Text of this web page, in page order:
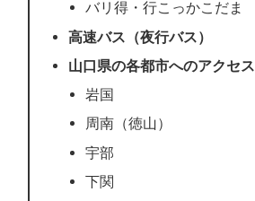
バリ得・行こっかこだま
高速バス（夜行バス）
山口県の各都市へのアクセス
岩国
周南（徳山）
宇部
下関